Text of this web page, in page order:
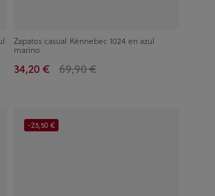
Zapatos casual Kénnebec 1024 en azul
marino
34,20 € 69,90 €
-25,50 €